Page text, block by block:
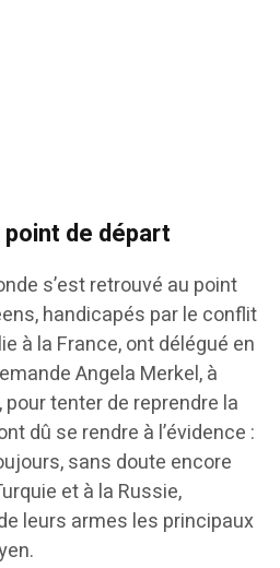
de départ
s’est retrouvé au point
handicapés par le conflit
à la France, ont délégué en
Angela Merkel, à
pour tenter de reprendre la
dû se rendre à l’évidence :
sans doute encore
et à la Russie,
leurs armes les principaux